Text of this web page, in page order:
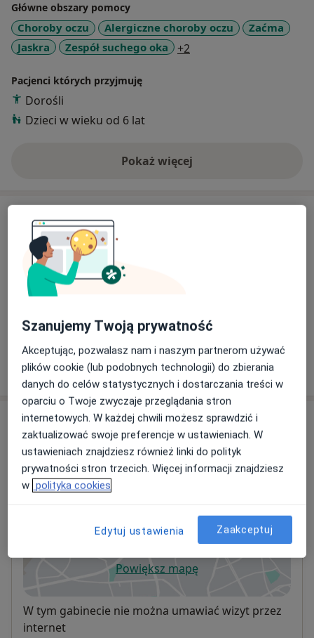
Główne obszary pomocy
Choroby oczu Alergiczne choroby oczu
Zaćma
Jaskra
Zespół suchego oka +2
Pacjenci których przyjmuję
Dorośli
Dzieci w wieku od 6 lat
Pokaż więcejo doświadczeniu
Konsultacja okulistyczna
Szczegóły
Konsultacja okulistyczna dzieci
W jaki sposób ustalane są ceny?
Adresy (2)
Adres 1 Adres 2
Długa 27, Śródmieście , 00-238 Warszawa
Powiększ mapęotwiera się w nowej karcie
Dostępność
W tym gabinecie nie można umawiać wizyt przez
internet
Szanujemy Twoją prywatność
Akceptując, pozwalasz nam i naszym partnerom używać
plików cookie (lub podobnych technologii) do zbierania
danych do celów statystycznych i dostarczania treści w
oparciu o Twoje zwyczaje przeglądania stron
internetowych. W każdej chwili możesz sprawdzić i
zaktualizować swoje preferencje w ustawieniach. W
ustawieniach znajdziesz również linki do polityk
prywatności stron trzecich. Więcej informacji znajdziesz
w polityka cookies
Edytuj ustawienia Zaakceptuj